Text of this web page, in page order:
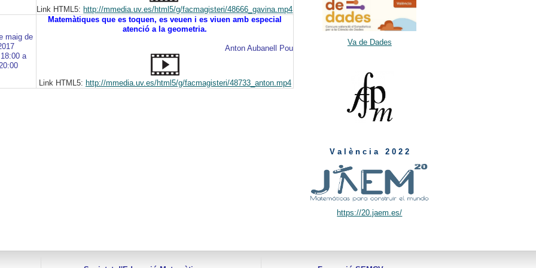
Link HTML5: http://mmedia.uv.es/html5/g/facmagisteri/48666_gavina.mp4
maig de
a
20:00
Matemàtiques que es toquen, es veuen i es viuen amb especial
atenció a la geometria.
Anton Aubanell Pou
Link HTML5: http://mmedia.uv.es/html5/g/facmagisteri/48733_anton.mp4
Va de Dades
V a l è n c i a 2 0 2 2
https://20.jaem.es/